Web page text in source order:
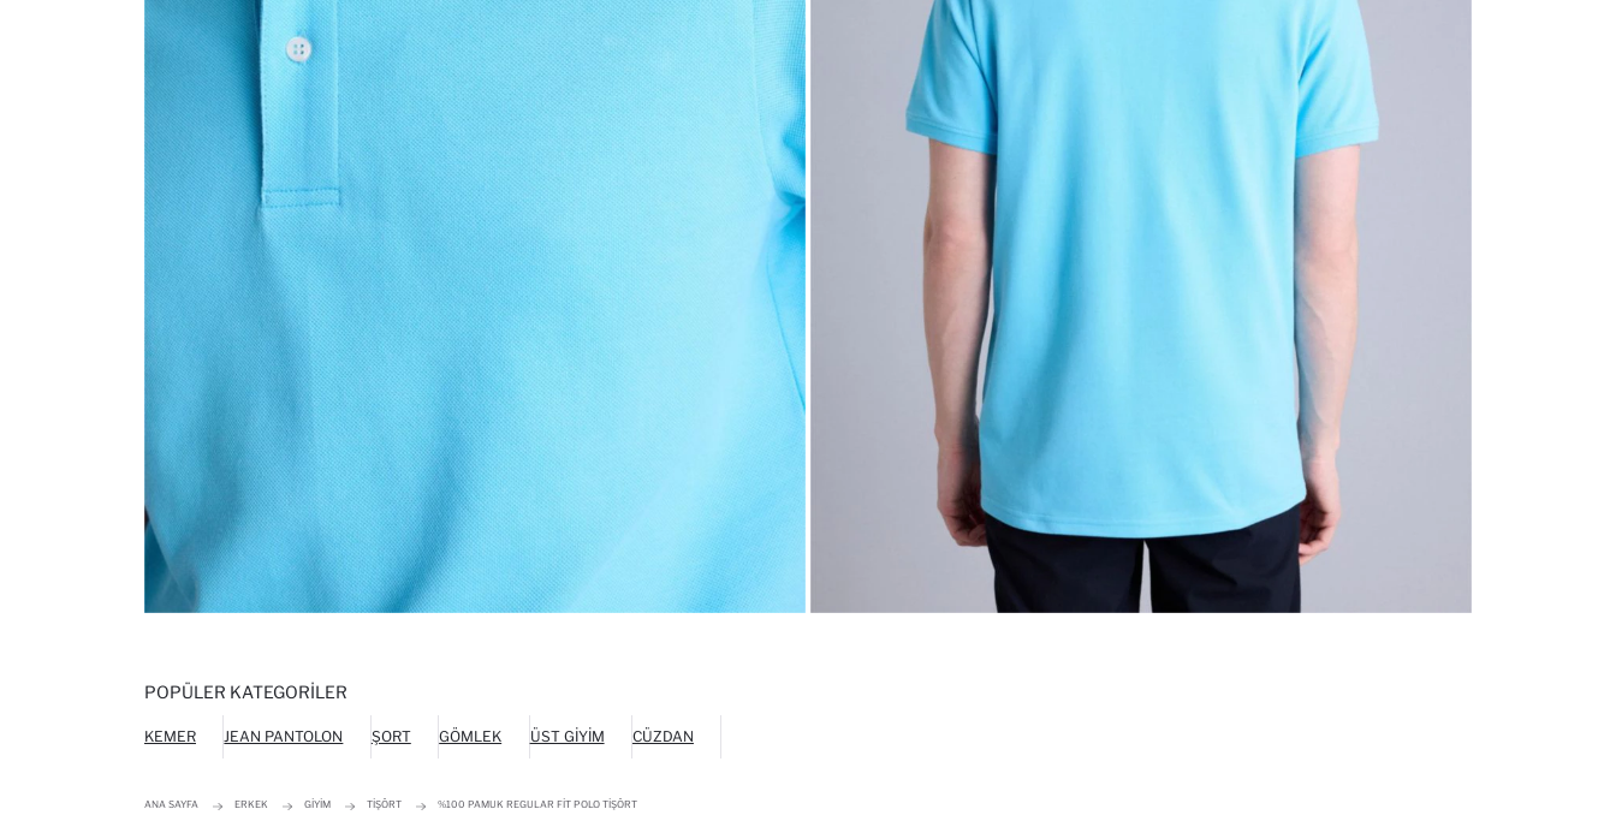
POPÜLER KATEGORILER
KEMER JEAN PANTOLON ŞORT GÖMLEK ÜST GIYIM CÜZDAN
ANA SAYFA ERKEK GIYIM TIŞÖRT %100 PAMUK REGULAR FIT POLO TIŞÖRT